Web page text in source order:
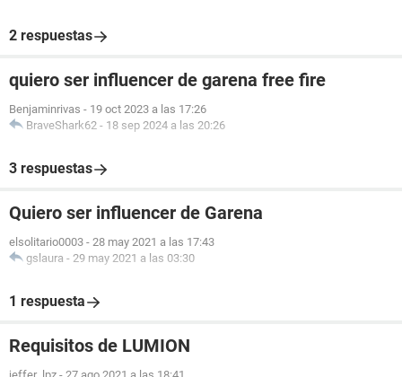
2 respuestas
quiero ser influencer de garena free fire
Benjaminrivas - 19 oct 2023 a las 17:26
BraveShark62 - 18 sep 2024 a las 20:26
3 respuestas
Quiero ser influencer de Garena
elsolitario0003 - 28 may 2021 a las 17:43
gslaura - 29 may 2021 a las 03:30
1 respuesta
Requisitos de LUMION